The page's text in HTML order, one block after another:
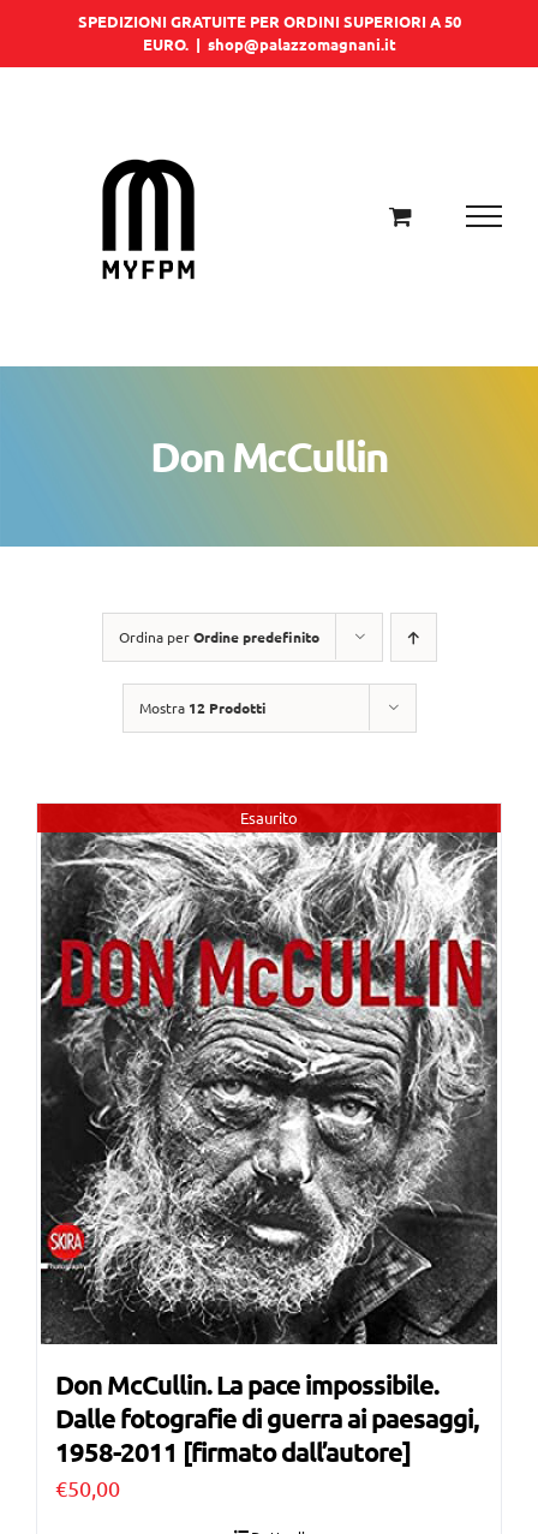
SPEDIZIONI GRATUITE PER ORDINI SUPERIORI A 50
EURO. | shop@palazzomagnani.it
Don McCullin
Ordina perOrdine predefinito
Mostra 12 Prodotti
Esaurito
Don McCullin. La pace impossibile.
Dalle fotografie di guerra ai paesaggi,
1958-2011 [firmato dall’autore]
€50,00